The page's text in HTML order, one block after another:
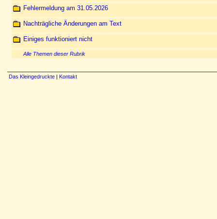
Fehlermeldung am 31.05.2026
Nachträgliche Änderungen am Text
Einiges funktioniert nicht
Alle Themen dieser Rubrik
Das Kleingedruckte | Kontakt